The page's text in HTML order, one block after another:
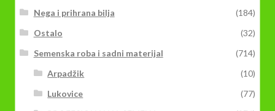
Nega i prihrana bilja
(184)
Ostalo
(32)
Semenska roba i sadni materijal
(714)
Arpadžik
(10)
Lukovice
(77)